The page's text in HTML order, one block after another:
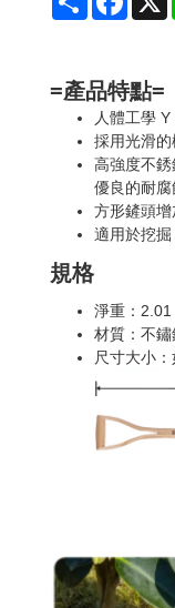
=產品特點=
人體工學 Y
採用光滑的
高強度不
優良的耐腐
方形鏟頭增
適用於挖掘
規格
淨重： 2.01
材質：不鏽
尺寸大小：
平
容量更
適合拌